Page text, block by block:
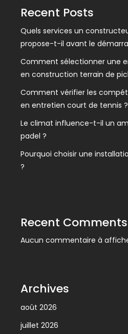
Recent Posts
Quels services un
propose-t-il avant le
Comment sélectionner une
en construction terrain de
Comment vérifier les
en entretien court de tennis ?
Le climat influence-t-il un
padel ?
Pourquoi choisir une
?
Recent Comments
Aucun commentaire à
Archives
août 2026
juillet 2026